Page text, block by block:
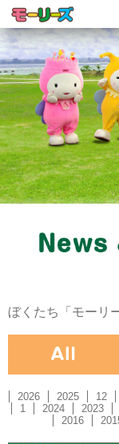
ぼくたち「モーリ
2026 2025 12
1
2024 2023
2016